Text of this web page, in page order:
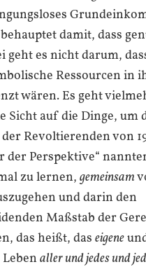
damit, dass
geht es nicht darum,
Ressourcen in
wären. Es geht
Sicht auf die Dinge, um
Revoltierenden von
der Perspektive“
zu lernen, gemeinsam
und darin den
Maßstab der
das heißt, das eigene
aller und jedes und